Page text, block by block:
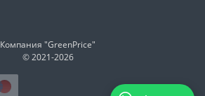
Компания "GreenPrice"
© 2021-2026